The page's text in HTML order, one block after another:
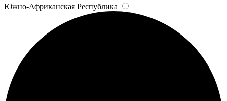
Южно-Африканская Республика